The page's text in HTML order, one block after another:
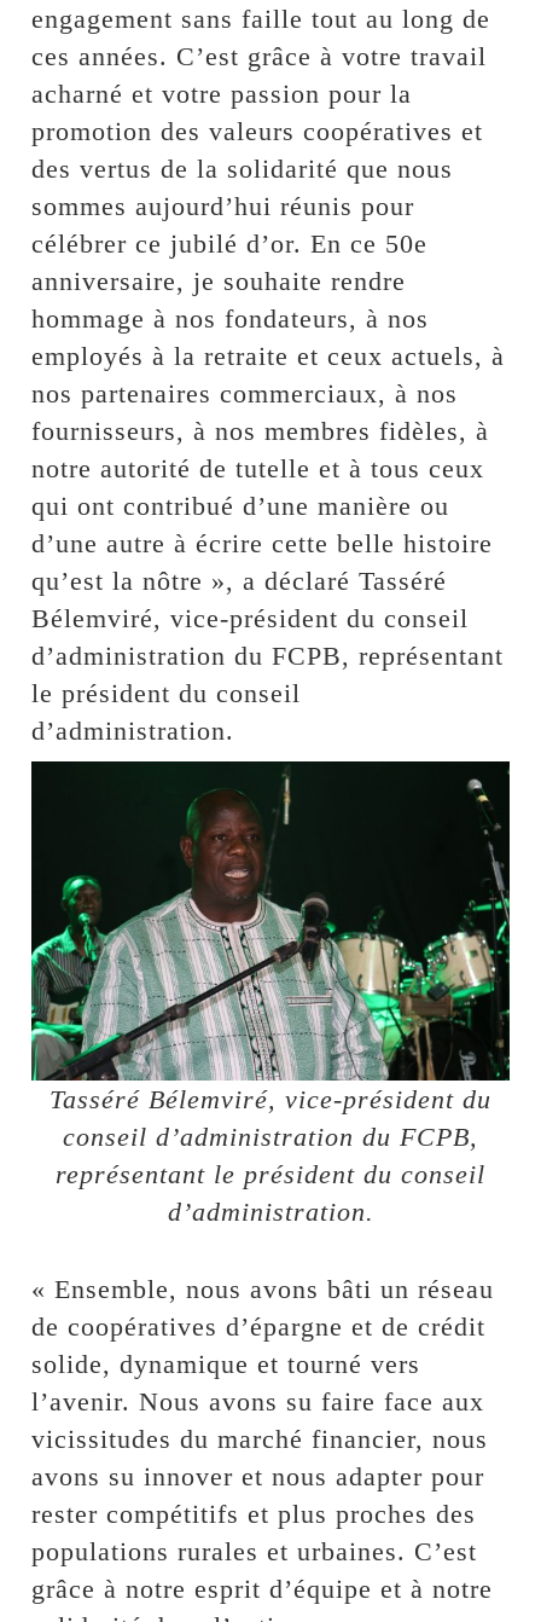
engagement sans faille tout au long de
ces années. C’est grâce à votre travail
acharné et votre passion pour la
promotion des valeurs coopératives et
des vertus de la solidarité que nous
sommes aujourd’hui réunis pour
célébrer ce jubilé d’or. En ce 50e
anniversaire, je souhaite rendre
hommage à nos fondateurs, à nos
employés à la retraite et ceux actuels, à
nos partenaires commerciaux, à nos
fournisseurs, à nos membres fidèles, à
notre autorité de tutelle et à tous ceux
qui ont contribué d’une manière ou
d’une autre à écrire cette belle histoire
qu’est la nôtre », a déclaré Tasséré
Bélemviré, vice-président du conseil
d’administration du FCPB, représentant
le président du conseil
d’administration.
Tasséré Bélemviré, vice-président du
conseil d’administration du FCPB,
représentant le président du conseil
d’administration.
« Ensemble, nous avons bâti un réseau
de coopératives d’épargne et de crédit
solide, dynamique et tourné vers
l’avenir. Nous avons su faire face aux
vicissitudes du marché financier, nous
avons su innover et nous adapter pour
rester compétitifs et plus proches des
populations rurales et urbaines. C’est
grâce à notre esprit d’équipe et à notre